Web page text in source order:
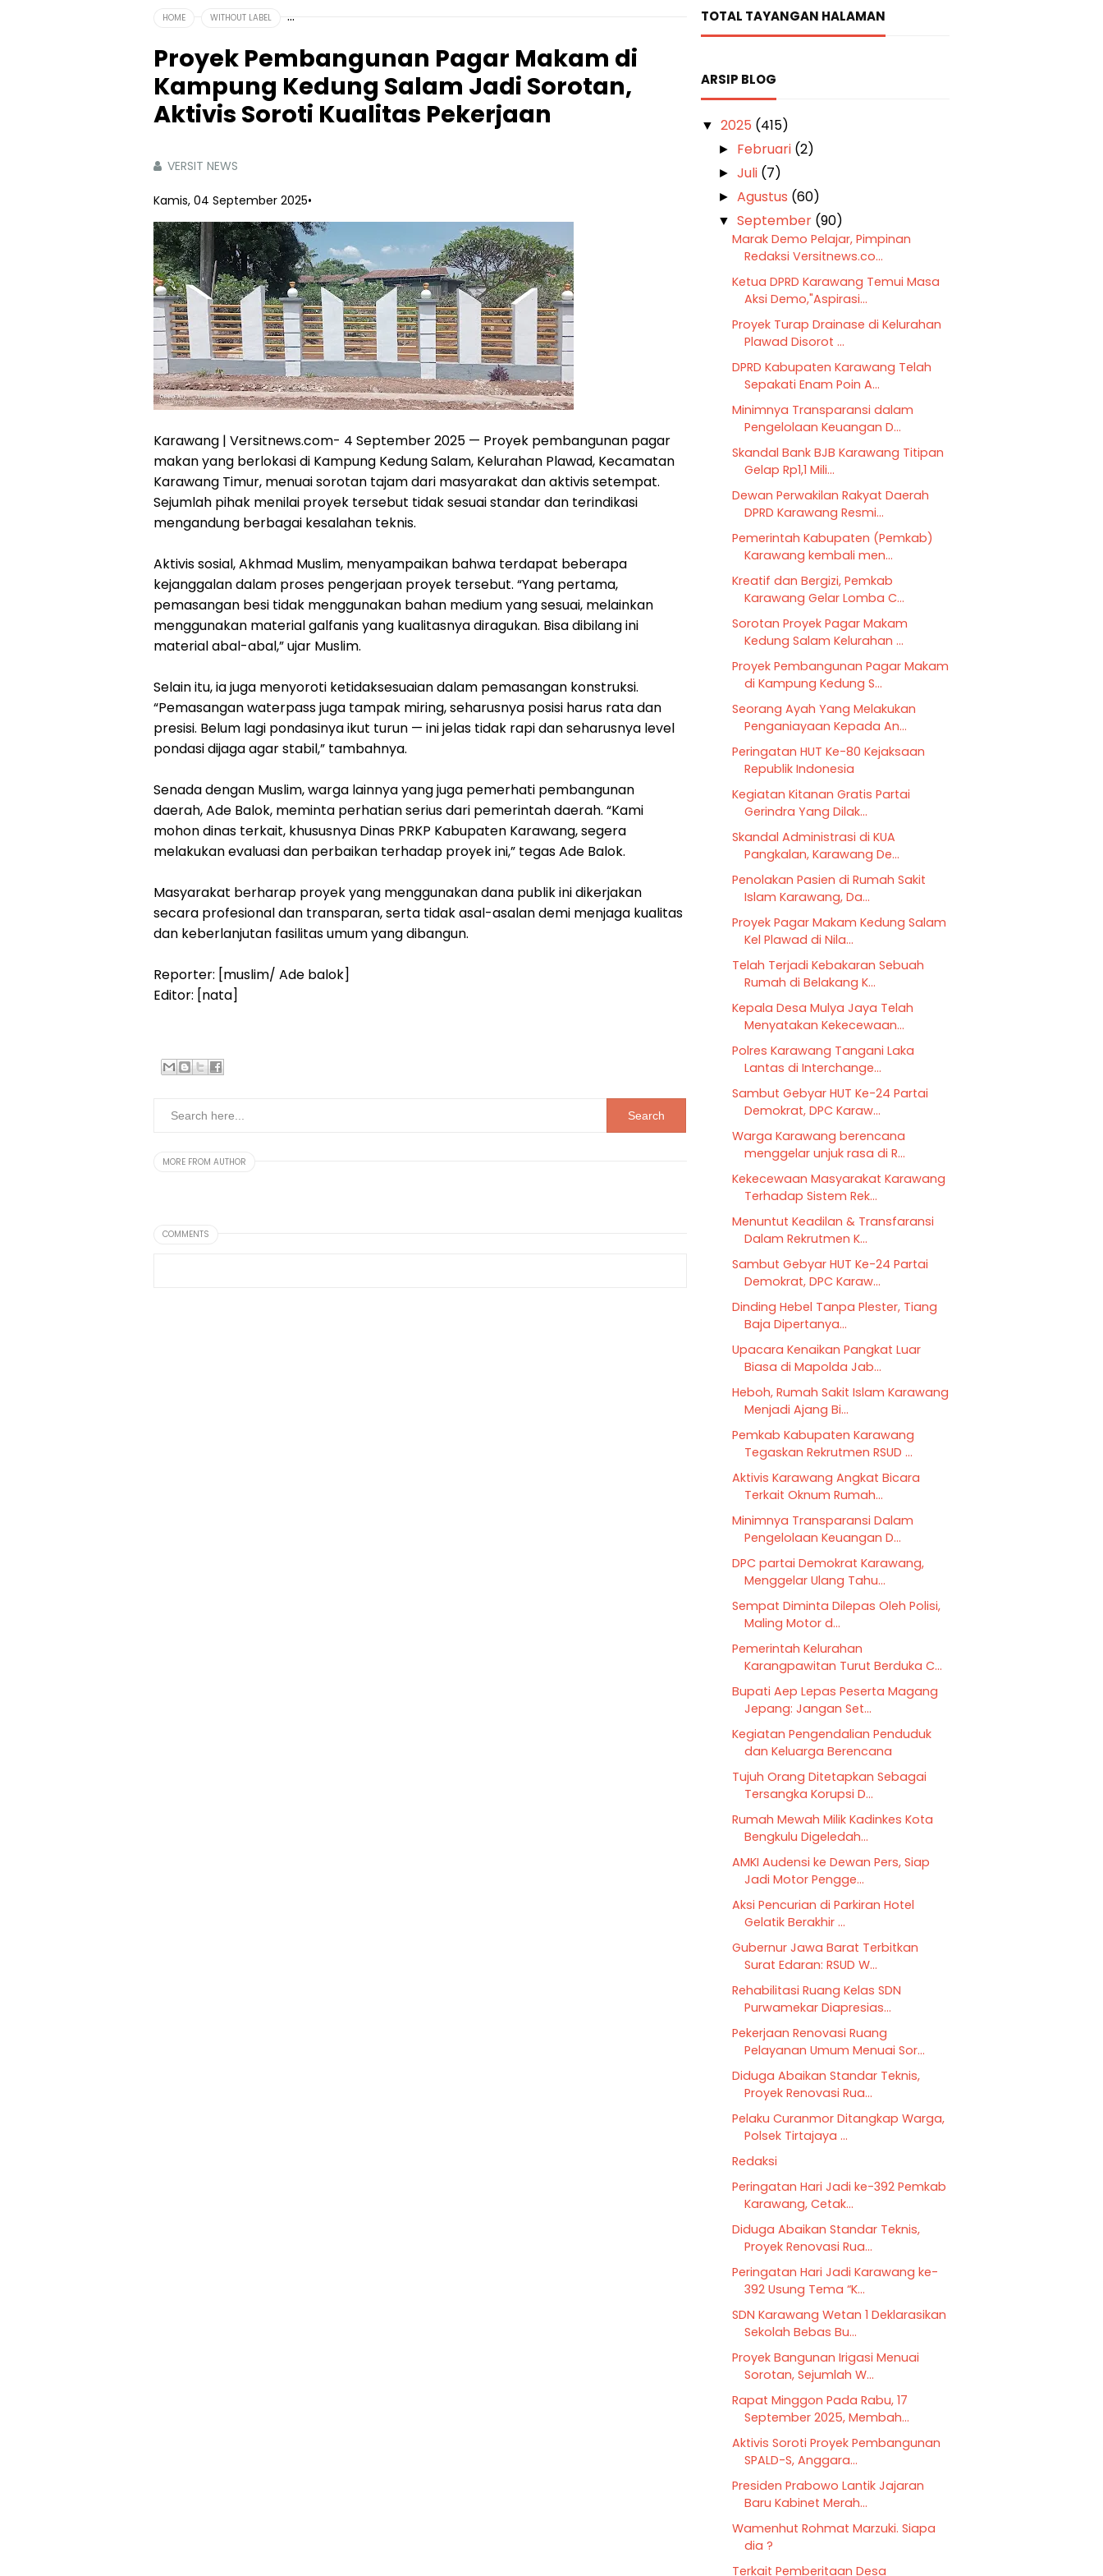
HOME WITHOUT LABEL
Proyek Pembangunan Pagar Makam di
Kampung Kedung Salam Jadi Sorotan,
Aktivis Soroti Kualitas Pekerjaan
VERSIT NEWS
Kamis, 04 September 2025•
‎Karawang | Versitnews.com- 4 September 2025 — Proyek pembangunan pagar
makan yang berlokasi di Kampung Kedung Salam, Kelurahan Plawad, Kecamatan
Karawang Timur, menuai sorotan tajam dari masyarakat dan aktivis setempat.
Sejumlah pihak menilai proyek tersebut tidak sesuai standar dan terindikasi
mengandung berbagai kesalahan teknis.
‎Aktivis sosial, Akhmad Muslim, menyampaikan bahwa terdapat beberapa
kejanggalan dalam proses pengerjaan proyek tersebut. “Yang pertama,
pemasangan besi tidak menggunakan bahan medium yang sesuai, melainkan
menggunakan material galfanis yang kualitasnya diragukan. Bisa dibilang ini
material abal-abal,” ujar Muslim.
‎Selain itu, ia juga menyoroti ketidaksesuaian dalam pemasangan konstruksi.
“Pemasangan waterpass juga tampak miring, seharusnya posisi harus rata dan
presisi. Belum lagi pondasinya ikut turun — ini jelas tidak rapi dan seharusnya level
pondasi dijaga agar stabil,” tambahnya.
‎Senada dengan Muslim, warga lainnya yang juga pemerhati pembangunan
daerah, Ade Balok, meminta perhatian serius dari pemerintah daerah. “Kami
mohon dinas terkait, khususnya Dinas PRKP Kabupaten Karawang, segera
melakukan evaluasi dan perbaikan terhadap proyek ini,” tegas Ade Balok.
‎Masyarakat berharap proyek yang menggunakan dana publik ini dikerjakan
secara profesional dan transparan, serta tidak asal-asalan demi menjaga kualitas
dan keberlanjutan fasilitas umum yang dibangun.
‎Reporter: [muslim/ Ade balok]
‎Editor: [nata]
MORE FROM AUTHOR
COMMENTS
TOTAL TAYANGAN HALAMAN
ARSIP BLOG
▼2025 (415)
► Februari (2)
► Juli (7)
► Agustus (60)
▼ September (90)
Marak Demo Pelajar, Pimpinan
Redaksi Versitnews.co...
Ketua DPRD Karawang Temui Masa
Aksi Demo,"Aspirasi...
Proyek Turap Drainase di Kelurahan
Plawad Disorot ...
DPRD Kabupaten Karawang Telah
Sepakati Enam Poin A...
Minimnya Transparansi dalam
Pengelolaan Keuangan D...
Skandal Bank BJB Karawang Titipan
Gelap Rp1,1 Mili...
Dewan Perwakilan Rakyat Daerah
DPRD Karawang Resmi...
Pemerintah Kabupaten (Pemkab)
Karawang kembali men...
Kreatif dan Bergizi, Pemkab
Karawang Gelar Lomba C...
Sorotan Proyek Pagar Makam
Kedung Salam Kelurahan ...
Proyek Pembangunan Pagar Makam
di Kampung Kedung S...
Seorang Ayah Yang Melakukan
Penganiayaan Kepada An...
Peringatan HUT Ke-80 Kejaksaan
Republik Indonesia
Kegiatan Kitanan Gratis Partai
Gerindra Yang Dilak...
Skandal Administrasi di KUA
Pangkalan, Karawang De...
Penolakan Pasien di Rumah Sakit
Islam Karawang, Da...
Proyek Pagar Makam Kedung Salam
Kel Plawad di Nila...
Telah Terjadi Kebakaran Sebuah
Rumah di Belakang K...
Kepala Desa Mulya Jaya Telah
Menyatakan Kekecewaan...
Polres Karawang Tangani Laka
Lantas di Interchange...
Sambut Gebyar HUT Ke-24 Partai
Demokrat, DPC Karaw...
Warga Karawang berencana
menggelar unjuk rasa di R...
Kekecewaan Masyarakat Karawang
Terhadap Sistem Rek...
Menuntut Keadilan & Transfaransi
Dalam Rekrutmen K...
Sambut Gebyar HUT Ke-24 Partai
Demokrat, DPC Karaw...
Dinding Hebel Tanpa Plester, Tiang
Baja Dipertanya...
Upacara Kenaikan Pangkat Luar
Biasa di Mapolda Jab...
Heboh, Rumah Sakit Islam Karawang
Menjadi Ajang Bi...
Pemkab Kabupaten Karawang
Tegaskan Rekrutmen RSUD ...
Aktivis Karawang Angkat Bicara
Terkait Oknum Rumah...
Minimnya Transparansi Dalam
Pengelolaan Keuangan D...
DPC partai Demokrat Karawang,
Menggelar Ulang Tahu...
Sempat Diminta Dilepas Oleh Polisi,
Maling Motor d...
Pemerintah Kelurahan
Karangpawitan Turut Berduka C...
Bupati Aep Lepas Peserta Magang
Jepang: Jangan Set...
Kegiatan Pengendalian Penduduk
dan Keluarga Berencana
Tujuh Orang Ditetapkan Sebagai
Tersangka Korupsi D...
Rumah Mewah Milik Kadinkes Kota
Bengkulu Digeledah...
AMKI Audensi ke Dewan Pers, Siap
Jadi Motor Pengge...
Aksi Pencurian di Parkiran Hotel
Gelatik Berakhir ...
Gubernur Jawa Barat Terbitkan
Surat Edaran: RSUD W...
Rehabilitasi Ruang Kelas SDN
Purwamekar Diapresias...
Pekerjaan Renovasi Ruang
Pelayanan Umum Menuai Sor...
Diduga Abaikan Standar Teknis,
Proyek Renovasi Rua...
Pelaku Curanmor Ditangkap Warga,
Polsek Tirtajaya ...
Redaksi
Peringatan Hari Jadi ke-392 Pemkab
Karawang, Cetak...
Diduga Abaikan Standar Teknis,
Proyek Renovasi Rua...
Peringatan Hari Jadi Karawang ke-
392 Usung Tema “K...
SDN Karawang Wetan 1 Deklarasikan
Sekolah Bebas Bu...
Proyek Bangunan Irigasi Menuai
Sorotan, Sejumlah W...
Rapat Minggon Pada Rabu, 17
September 2025, Membah...
Aktivis Soroti Proyek Pembangunan
SPALD-S, Anggara...
Presiden Prabowo Lantik Jajaran
Baru Kabinet Merah...
Wamenhut Rohmat Marzuki. Siapa
dia ?
Terkait Pemberitaan Desa